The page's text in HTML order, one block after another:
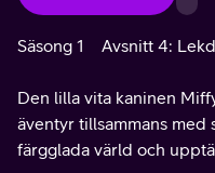
Säsong 1 Avsnitt 4:
Den lilla vita kaninen
äventyr tillsammans med
färgglada värld och